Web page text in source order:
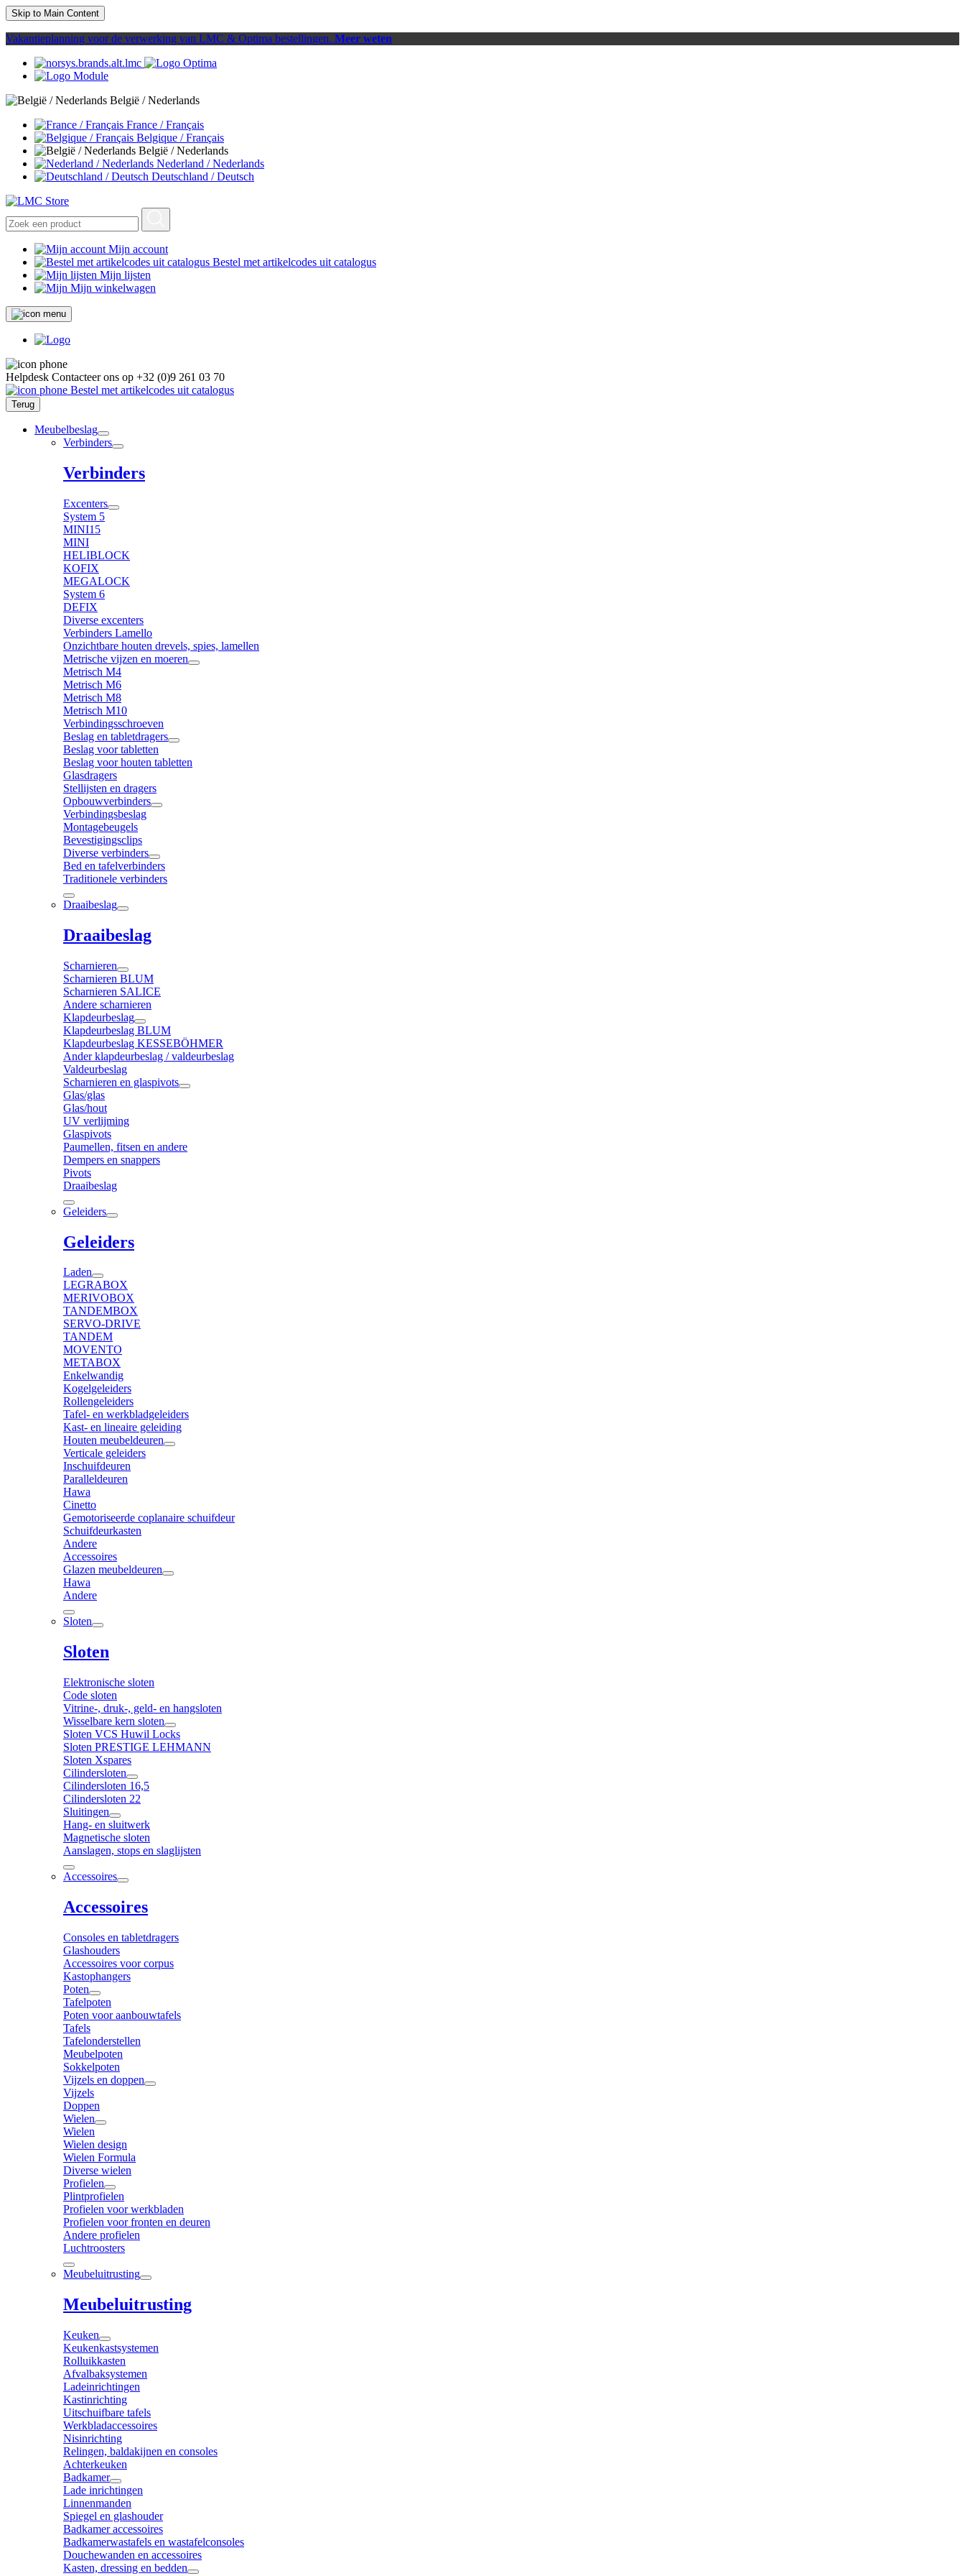
Skip to Main Content
Vakantieplanning voor de verwerking van LMC & Optima bestellingen. Meer weten
België / Nederlands
France / Français
Belgique / Français
België / Nederlands
Nederland / Nederlands
Deutschland / Deutsch
Mijn account
Bestel met artikelcodes uit catalogus
Mijn lijsten
Mijn winkelwagen
Helpdesk Contacteer ons op +32 (0)9 261 03 70
Bestel met artikelcodes uit catalogus
Terug
Meubelbeslag
Verbinders
Verbinders
Excenters
System 5
MINI15
MINI
HELIBLOCK
KOFIX
MEGALOCK
System 6
DEFIX
Diverse excenters
Verbinders Lamello
Onzichtbare houten drevels, spies, lamellen
Metrische vijzen en moeren
Metrisch M4
Metrisch M6
Metrisch M8
Metrisch M10
Verbindingsschroeven
Beslag en tabletdragers
Beslag voor tabletten
Beslag voor houten tabletten
Glasdragers
Stellijsten en dragers
Opbouwverbinders
Verbindingsbeslag
Montagebeugels
Bevestigingsclips
Diverse verbinders
Bed en tafelverbinders
Traditionele verbinders
Draaibeslag
Draaibeslag
Scharnieren
Scharnieren BLUM
Scharnieren SALICE
Andere scharnieren
Klapdeurbeslag
Klapdeurbeslag BLUM
Klapdeurbeslag KESSEBÖHMER
Ander klapdeurbeslag / valdeurbeslag
Valdeurbeslag
Scharnieren en glaspivots
Glas/glas
Glas/hout
UV verlijming
Glaspivots
Paumellen, fitsen en andere
Dempers en snappers
Pivots
Draaibeslag
Geleiders
Geleiders
Laden
LEGRABOX
MERIVOBOX
TANDEMBOX
SERVO-DRIVE
TANDEM
MOVENTO
METABOX
Enkelwandig
Kogelgeleiders
Rollengeleiders
Tafel- en werkbladgeleiders
Kast- en lineaire geleiding
Houten meubeldeuren
Verticale geleiders
Inschuifdeuren
Paralleldeuren
Hawa
Cinetto
Gemotoriseerde coplanaire schuifdeur
Schuifdeurkasten
Andere
Accessoires
Glazen meubeldeuren
Hawa
Andere
Sloten
Sloten
Elektronische sloten
Code sloten
Vitrine-, druk-, geld- en hangsloten
Wisselbare kern sloten
Sloten VCS Huwil Locks
Sloten PRESTIGE LEHMANN
Sloten Xspares
Cilindersloten
Cilindersloten 16,5
Cilindersloten 22
Sluitingen
Hang- en sluitwerk
Magnetische sloten
Aanslagen, stops en slaglijsten
Accessoires
Accessoires
Consoles en tabletdragers
Glashouders
Accessoires voor corpus
Kastophangers
Poten
Tafelpoten
Poten voor aanbouwtafels
Tafels
Tafelonderstellen
Meubelpoten
Sokkelpoten
Vijzels en doppen
Vijzels
Doppen
Wielen
Wielen
Wielen design
Wielen Formula
Diverse wielen
Profielen
Plintprofielen
Profielen voor werkbladen
Profielen voor fronten en deuren
Andere profielen
Luchtroosters
Meubeluitrusting
Meubeluitrusting
Keuken
Keukenkastsystemen
Rolluikkasten
Afvalbaksystemen
Ladeinrichtingen
Kastinrichting
Uitschuifbare tafels
Werkbladaccessoires
Nisinrichting
Relingen, baldakijnen en consoles
Achterkeuken
Badkamer
Lade inrichtingen
Linnenmanden
Spiegel en glashouder
Badkamer accessoires
Badkamerwastafels en wastafelconsoles
Douchewanden en accessoires
Kasten, dressing en bedden